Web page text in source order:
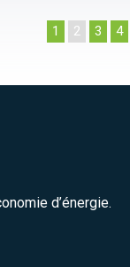
1 2 3 4
d’énergie.